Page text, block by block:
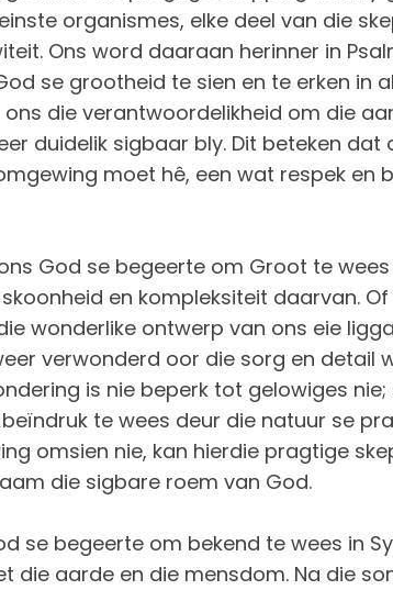
organismes, elke deel van die
Ons word daaraan herinner in
se grootheid te sien en te erken in
die verantwoordelikheid om die
duidelik sigbaar bly. Dit beteken dat
moet hê, een wat respek en
God se begeerte om Groot te wees
en kompleksiteit daarvan.
wonderlike ontwerp van ons eie
verwonderd oor die sorg en detail
is nie beperk tot gelowiges nie;
te wees deur die natuur se
omsien nie, kan hierdie pragtige
die sigbare roem van God.
se begeerte om bekend te wees in
die aarde en die mensdom. Na die